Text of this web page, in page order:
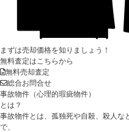
まずは売却価格を知りましょう！
無料査定はこちらから
無料売却査定
総合お問合せ
事故物件（心理的瑕疵物件）
とは？
事故物件とは、 孤独死や自殺、殺人な
で、